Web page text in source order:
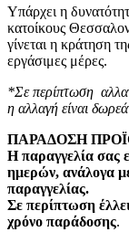
Υπάρχει η
κατοίκους
γίνεται η κράτηση
εργάσιμες μέρες.
*Σε περίπτωση
η αλλαγή είναι
ΠΑΡΑΔΟΣΗ
Η παραγγελία σας
ημερών, ανάλογα
παραγγελίας.
Σε περίπτωση
χρόνο παράδοσης.